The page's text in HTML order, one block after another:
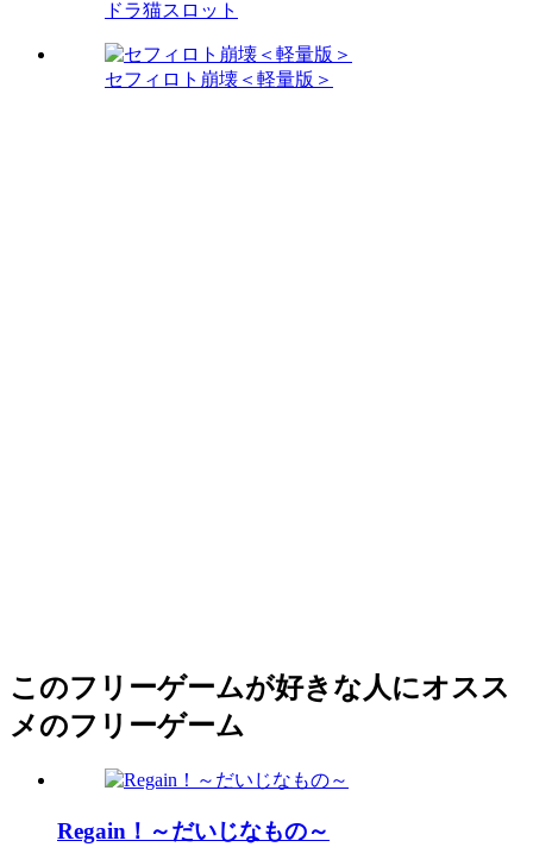
ドラ猫スロット
セフィロト崩壊＜軽量版＞
このフリーゲームが好きな人にオスス
メのフリーゲーム
Regain！～だいじなもの～